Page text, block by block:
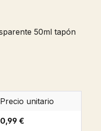
Precio unitario
0,99 €